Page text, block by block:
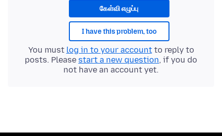
கேள்வி எழுப்பு
I have this problem, too
You must log in to your accountto reply to
posts. Please start a new question, if you do
not have an account yet.